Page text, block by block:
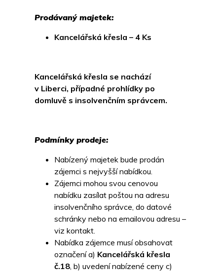
Prodávaný majetek:
Kancelářská křesla – 4 Ks
Kancelářská křesla se nachází
v Liberci, případné prohlídky po
domluvě s insolvenčním správcem.
Podmínky prodeje:
Nabízený majetek bude prodán
zájemci s nejvyšší nabídkou.
Zájemci mohou svou cenovou
nabídku zasílat poštou na adresu
insolvenčního správce, do datové
schránky nebo na emailovou adresu –
viz kontakt.
Nabídka zájemce musí obsahovat
označení a) Kancelářská křesla
č.18 , b) uvedení nabízené ceny c)